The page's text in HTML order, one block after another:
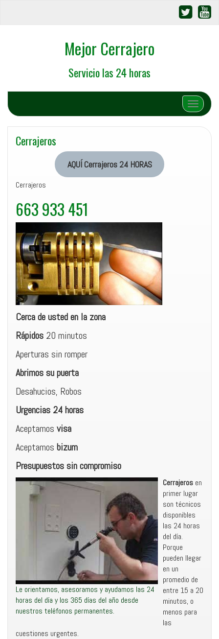
Mejor Cerrajero
Servicio las 24 horas
Cambiar
Cerrajeros
AQUÍ Cerrajeros 24 HORAS
Cerrajeros
663 933 451
Cerca de usted en la zona
Rápidos 20 minutos
Aperturas sin romper
Abrimos su puerta
Desahucios, Robos
Urgencias 24 horas
Aceptamos visa
Aceptamos bizum
Presupuestos sin compromiso
Le orientamos, asesoramos y ayudamos las 24
horas del día y los 365 días del año desde
nuestros teléfonos permanentes.
Cerrajeros en
primer lugar
son técnicos
disponibles
las 24 horas
del día.
Porque
pueden llegar
en un
promedio de
entre 15 a 20
minutos, o
menos para
las
cuestiones urgentes.